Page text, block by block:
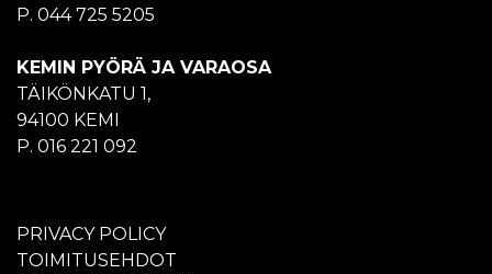
P. 044 725 5205
KEMIN PYÖRÄ JA VARAOSA
TÄIKÖNKATU 1,
94100 KEMI
P. 016 221 092
PRIVACY POLICY
TOIMITUSEHDOT